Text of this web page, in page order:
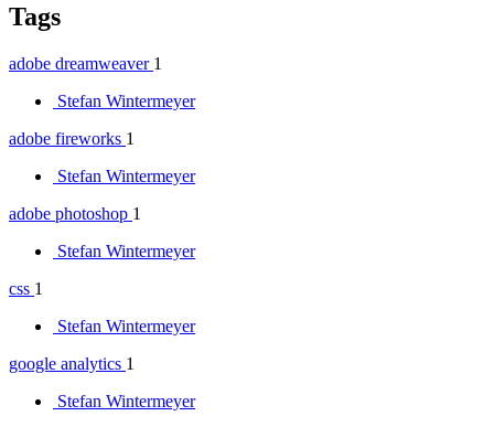
Tags
adobe dreamweaver 1
Stefan Wintermeyer
adobe fireworks 1
Stefan Wintermeyer
adobe photoshop 1
Stefan Wintermeyer
css 1
Stefan Wintermeyer
google analytics 1
Stefan Wintermeyer